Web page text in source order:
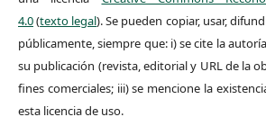
4.0(texto legal). Se pueden copiar, usar,
públicamente, siempre que: i) se cite la
su publicación (revista, editorial y URL de la
fines comerciales; iii) se mencione la
esta licencia de uso.